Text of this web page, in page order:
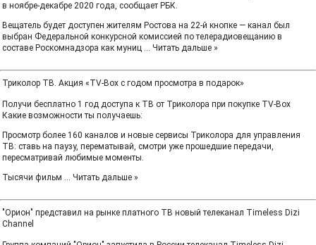
в ноябре-декабре 2020 года, сообщает РБК.
Вещатель будет доступен жителям Ростова на 22-й кнопке — канал был
выбран Федеральной конкурсной комиссией по телерадиовещанию в
составе Роскомнадзора как муниц ... Читать дальше »
Триколор ТВ. Акция «TV-Box с годом просмотра в подарок»
Получи бесплатно 1 год доступа к ТВ от Триколора при покупке TV-Box
Какие возможности ты получаешь:
Просмотр более 160 каналов и новые сервисы Триколора для управления
ТВ: ставь на паузу, перематывай, смотри уже прошедшие передачи,
пересматривай любимые моменты.
Тысячи фильм ... Читать дальше »
"Орион" представил на рынке платного ТВ новый телеканал Timeless Dizi
Channel